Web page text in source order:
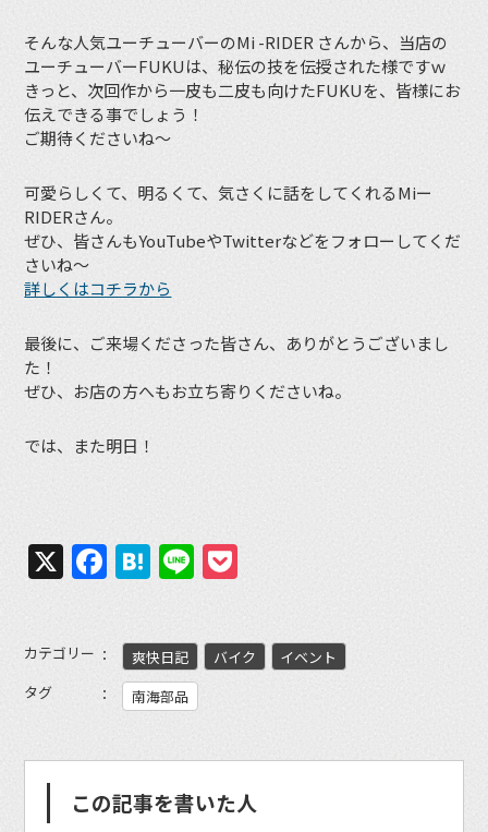
そんな人気ユーチューバーのMi -RIDER さんから、当店の
ユーチューバーFUKUは、秘伝の技を伝授された様ですｗ
きっと、次回作から一皮も二皮も向けたFUKUを、皆様にお
伝えできる事でしょう！
ご期待くださいね〜
可愛らしくて、明るくて、気さくに話をしてくれるMiー
RIDERさん。
ぜひ、皆さんもYouTubeやTwitterなどをフォローしてくだ
さいね〜
詳しくはコチラから
最後に、ご来場くださった皆さん、ありがとうございまし
た！
ぜひ、お店の方へもお立ち寄りくださいね。
では、また明日！
X Facebook
Hatena
Line
カテゴリー 爽快日記 バイク
イベント
タグ
南海部品
この記事を書いた人